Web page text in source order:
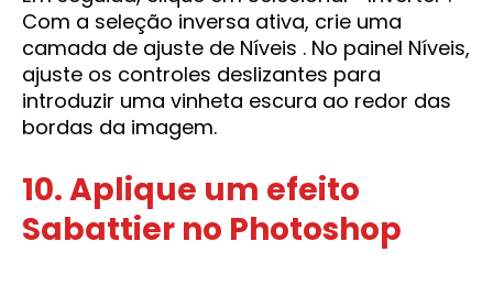
Com a seleção inversa ativa, crie uma
camada de ajuste de Níveis . No painel Níveis,
ajuste os controles deslizantes para
introduzir uma vinheta escura ao redor das
bordas da imagem.
10. Aplique um efeito
Sabattier no Photoshop